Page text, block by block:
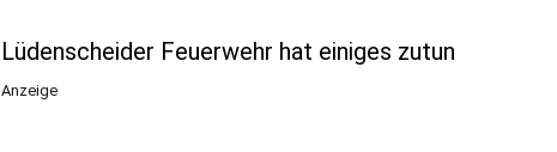
Lüdenscheider Feuerwehr hat einiges zutun
Anzeige